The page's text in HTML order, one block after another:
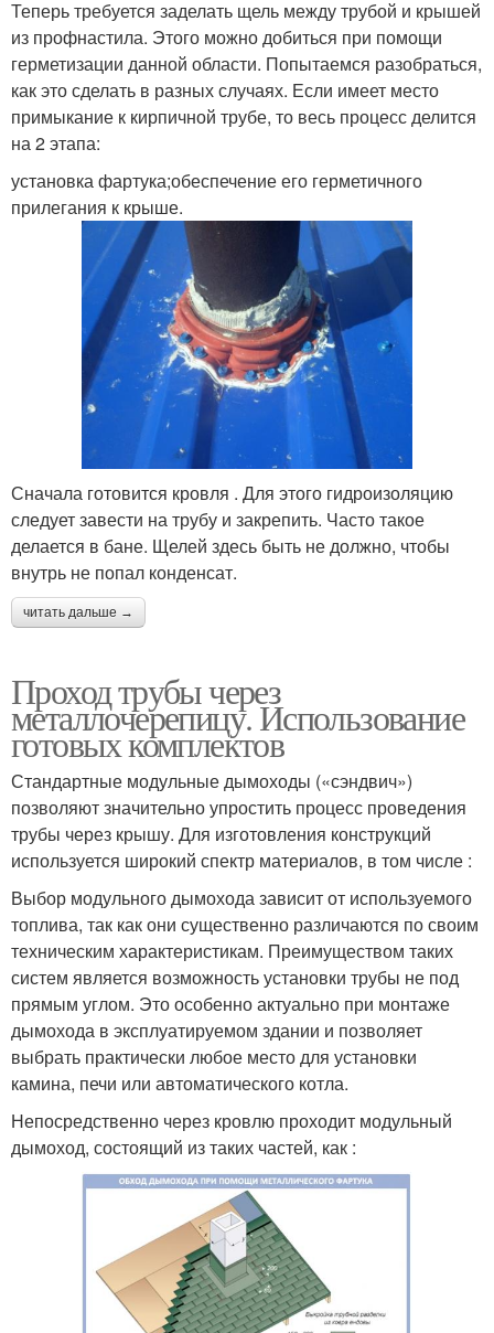
Теперь требуется заделать щель между трубой и крышей
из профнастила. Этого можно добиться при помощи
герметизации данной области. Попытаемся разобраться,
как это сделать в разных случаях. Если имеет место
примыкание к кирпичной трубе, то весь процесс делится
на 2 этапа:
установка фартука;обеспечение его герметичного
прилегания к крыше.
Сначала готовится кровля . Для этого гидроизоляцию
следует завести на трубу и закрепить. Часто такое
делается в бане. Щелей здесь быть не должно, чтобы
внутрь не попал конденсат.
читать дальше →
Проход трубы через
металлочерепицу. Использование
готовых комплектов
Стандартные модульные дымоходы («сэндвич»)
позволяют значительно упростить процесс проведения
трубы через крышу. Для изготовления конструкций
используется широкий спектр материалов, в том числе :
Выбор модульного дымохода зависит от используемого
топлива, так как они существенно различаются по своим
техническим характеристикам. Преимуществом таких
систем является возможность установки трубы не под
прямым углом. Это особенно актуально при монтаже
дымохода в эксплуатируемом здании и позволяет
выбрать практически любое место для установки
камина, печи или автоматического котла.
Непосредственно через кровлю проходит модульный
дымоход, состоящий из таких частей, как :